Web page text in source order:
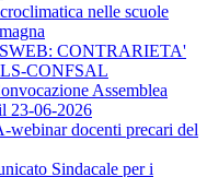
nelle scuole
CONTRARIETA'
CONFSAL
Assemblea
23-06-2026
docenti precari del
Sindacale per i